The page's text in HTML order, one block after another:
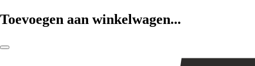
Toevoegen aan winkelwagen...